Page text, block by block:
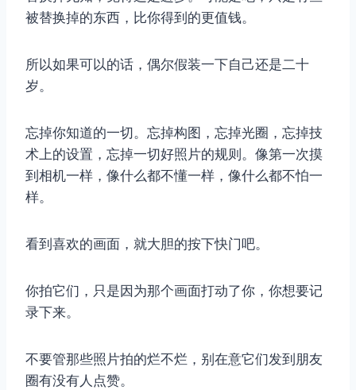
被替换掉的东西，比你得到的更值钱。
所以如果可以的话，偶尔假装一下自己还是二十
岁。
忘掉你知道的一切。忘掉构图，忘掉光圈，忘掉技
术上的设置，忘掉一切好照片的规则。像第一次摸
到相机一样，像什么都不懂一样，像什么都不怕一
样。
看到喜欢的画面，就大胆的按下快门吧。
你拍它们，只是因为那个画面打动了你，你想要记
录下来。
不要管那些照片拍的烂不烂，别在意它们发到朋友
圈有没有人点赞。